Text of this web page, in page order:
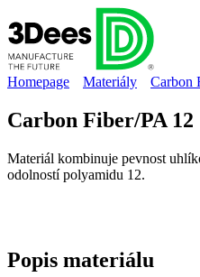
Homepage Materiály Carbon
Carbon Fiber/PA 12
Materiál kombinuje pevnost
odolností polyamidu 12.
Popis materiálu